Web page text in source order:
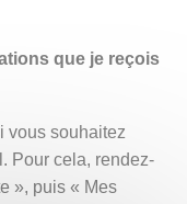
que je reçois
vous souhaitez
Pour cela, rendez-
», puis « Mes